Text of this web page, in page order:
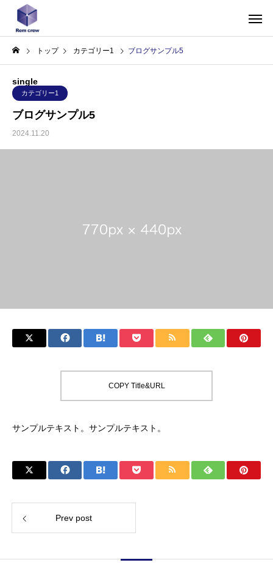
トップ カテゴリー1 ブログサンプル5
single
カテゴリー1
ブログサンプル5
2024.11.20
COPY Title&URL
サンプルテキスト。サンプルテキスト。
Prev post